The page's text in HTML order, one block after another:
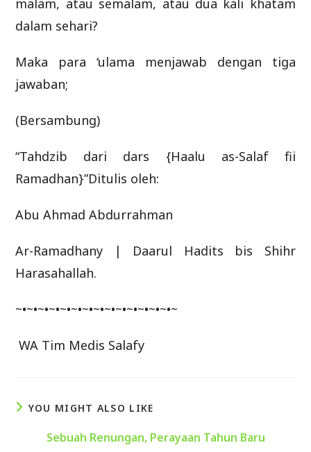
malam, atau semalam, atau dua kali khatam
dalam sehari?
Maka para ‘ulama menjawab dengan tiga
jawaban;
(Bersambung)
“Tahdzib dari dars {Haalu as-Salaf fii
Ramadhan}”Ditulis oleh:
Abu Ahmad Abdurrahman
Ar-Ramadhany | Daarul Hadits bis Shihr
Harasahallah.
~•~•~•~•~•~•~•~•~•~•~•~•~•~•~
WA Tim Medis Salafy
YOU MIGHT ALSO LIKE
Sebuah Renungan, Perayaan Tahun Baru